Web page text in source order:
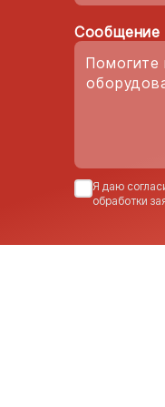
Сообщение
Я даю
обработки